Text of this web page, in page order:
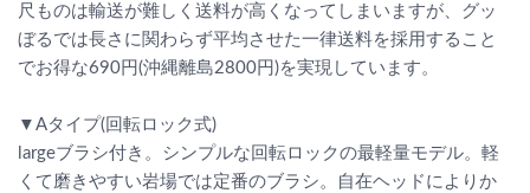
尺ものは輸送が難しく送料が高くなってしまいますが、グッ
ぼるでは長さに関わらず平均させた一律送料を採用すること
でお得な690円(沖縄離島2800円)を実現しています。
▼Aタイプ(回転ロック式)
largeブラシ付き。シンプルな回転ロックの最軽量モデル。軽
くて磨きやすい岩場では定番のブラシ。自在ヘッドによりか